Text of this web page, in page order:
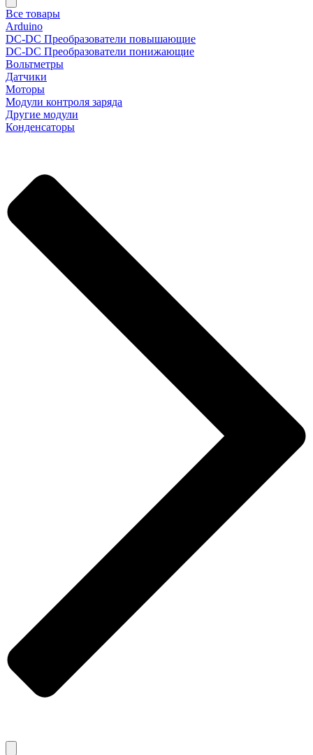
Все товары
Arduino
DC-DC Преобразователи повышающие
DC-DC Преобразователи понижающие
Вольтметры
Датчики
Моторы
Модули контроля заряда
Другие модули
Конденсаторы